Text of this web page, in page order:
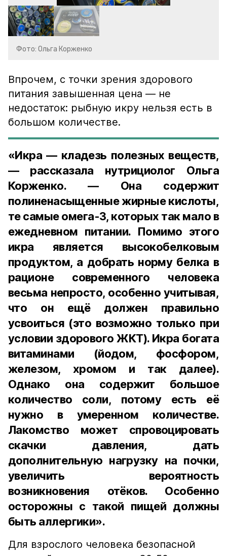
Фото: Ольга Корженко
Впрочем, с точки зрения здорового
питания завышенная цена — не
недостаток: рыбную икру нельзя есть в
большом количестве.
«Икра — кладезь полезных веществ,
— рассказала нутрициолог Ольга
Корженко. — Она содержит
полиненасыщенные жирные кислоты,
те самые омега-3, которых так мало в
ежедневном питании. Помимо этого
икра является высокобелковым
продуктом, а добрать норму белка в
рационе современного человека
весьма непросто, особенно учитывая,
что он ещё должен правильно
усвоиться (это возможно только при
условии здорового ЖКТ). Икра богата
витаминами (йодом, фосфором,
железом, хромом и так далее).
Однако она содержит большое
количество соли, потому есть её
нужно в умеренном количестве.
Лакомство может спровоцировать
скачки давления, дать
дополнительную нагрузку на почки,
увеличить вероятность
возникновения отёков. Особенно
осторожны с такой пищей должны
быть аллергики».
Для взрослого человека безопасной